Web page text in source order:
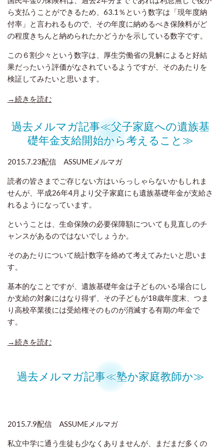
ら支払うことができるため、63.1％という数字は「現年度納
付率」と言われるもので、その年度に納めるべき保険料がど
の程度きちんと納められたかどうかを示している数字です。
この６割少々という数字は、厚生労働省の見解によると好結
果だったいう評価がなされているようですが、そのあたりを
検証してみたいと思います。
→続きを読む
過去メルマガ記事≪父子家庭への遺族基
礎年金支給開始から考えること≫
2015.7.23配信 ASSUMEメルマガ
読者の皆さまでご存じない方はいらっしゃらないかもしれま
せんが、平成26年4月より父子家庭にも遺族基礎年金が支給さ
れるようになっています。
ということは、生命保険の必要保障額についても見直しのチ
ャンスがあるのではないでしょうか。
そのあたりについて統計数字を絡めて考えてみたいと思いま
す。
基本的なことですが、遺族基礎年金は子どものいる場合にし
か支給の対象にはなり得ず、その子どもが18歳年度末、つま
り高校卒業後には受給権そのものが消滅する有期の年金で
す。
→続きを読む
過去メルマガ記事≪塾か家庭教師か≫
2015.7.9配信 ASSUMEメルマガ
私立中学に通う生徒も少なくありませんが、まだまだ多くの